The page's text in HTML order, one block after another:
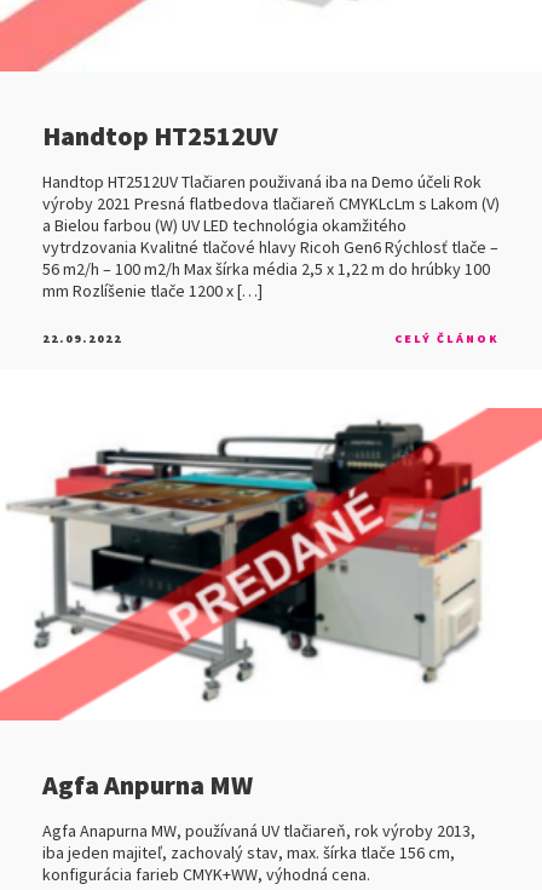
Handtop HT2512UV
Handtop HT2512UV Tlačiaren použivaná iba na Demo účeli Rok
výroby 2021 Presná flatbedova tlačiareň CMYKLcLm s Lakom (V)
a Bielou farbou (W) UV LED technológia okamžitého
vytrdzovania Kvalitné tlačové hlavy Ricoh Gen6 Rýchlosť tlače –
56 m2/h – 100 m2/h Max šírka média 2,5 x 1,22 m do hrúbky 100
mm Rozlíšenie tlače 1200 x […]
22.09.2022 CELÝ ČLÁNOK
Agfa Anpurna MW
Agfa Anapurna MW, používaná UV tlačiareň, rok výroby 2013,
iba jeden majiteľ, zachovalý stav, max. šírka tlače 156 cm,
konfigurácia farieb CMYK+WW, výhodná cena.